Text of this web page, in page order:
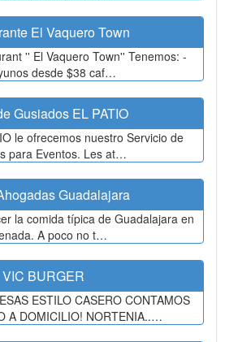
El Vaquero Town
'' El Vaquero Town'' Tenemos: -
desde $38 caf…
Gusiados EL PATIO
le ofrecemos nuestro Servicio de
para Eventos. Les at…
Guadalajara
la comida típica de Guadalajara en
A poco no t…
VIC BURGER
ESTILO CASERO CONTAMOS
A DOMICILIO! NORTENIA..…